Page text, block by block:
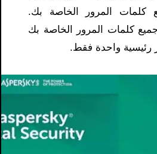
كلمات المرور الخاصة بك.
كلمات المرور الخاصة بك
رئيسية واحدة فقط.